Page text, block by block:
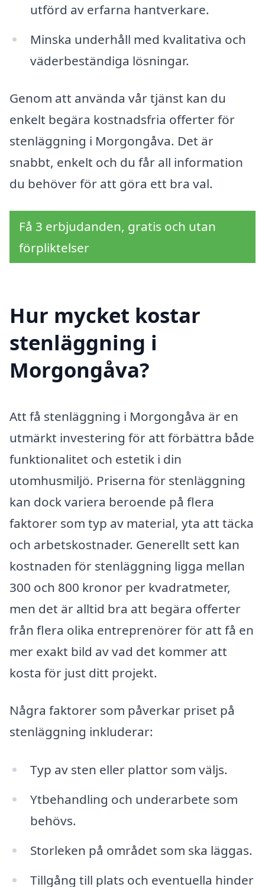
utförd av erfarna hantverkare.
Minska underhåll med kvalitativa och
väderbeständiga lösningar.
Genom att använda vår tjänst kan du
enkelt begära kostnadsfria offerter för
stenläggning i Morgongåva. Det är
snabbt, enkelt och du får all information
du behöver för att göra ett bra val.
Få 3 erbjudanden, gratis och utan
förpliktelser
Hur mycket kostar
stenläggning i
Morgongåva?
Att få stenläggning i Morgongåva är en
utmärkt investering för att förbättra både
funktionalitet och estetik i din
utomhusmiljö. Priserna för stenläggning
kan dock variera beroende på flera
faktorer som typ av material, yta att täcka
och arbetskostnader. Generellt sett kan
kostnaden för stenläggning ligga mellan
300 och 800 kronor per kvadratmeter,
men det är alltid bra att begära offerter
från flera olika entreprenörer för att få en
mer exakt bild av vad det kommer att
kosta för just ditt projekt.
Några faktorer som påverkar priset på
stenläggning inkluderar:
Typ av sten eller plattor som väljs.
Ytbehandling och underarbete som
behövs.
Storleken på området som ska läggas.
Tillgång till plats och eventuella hinder